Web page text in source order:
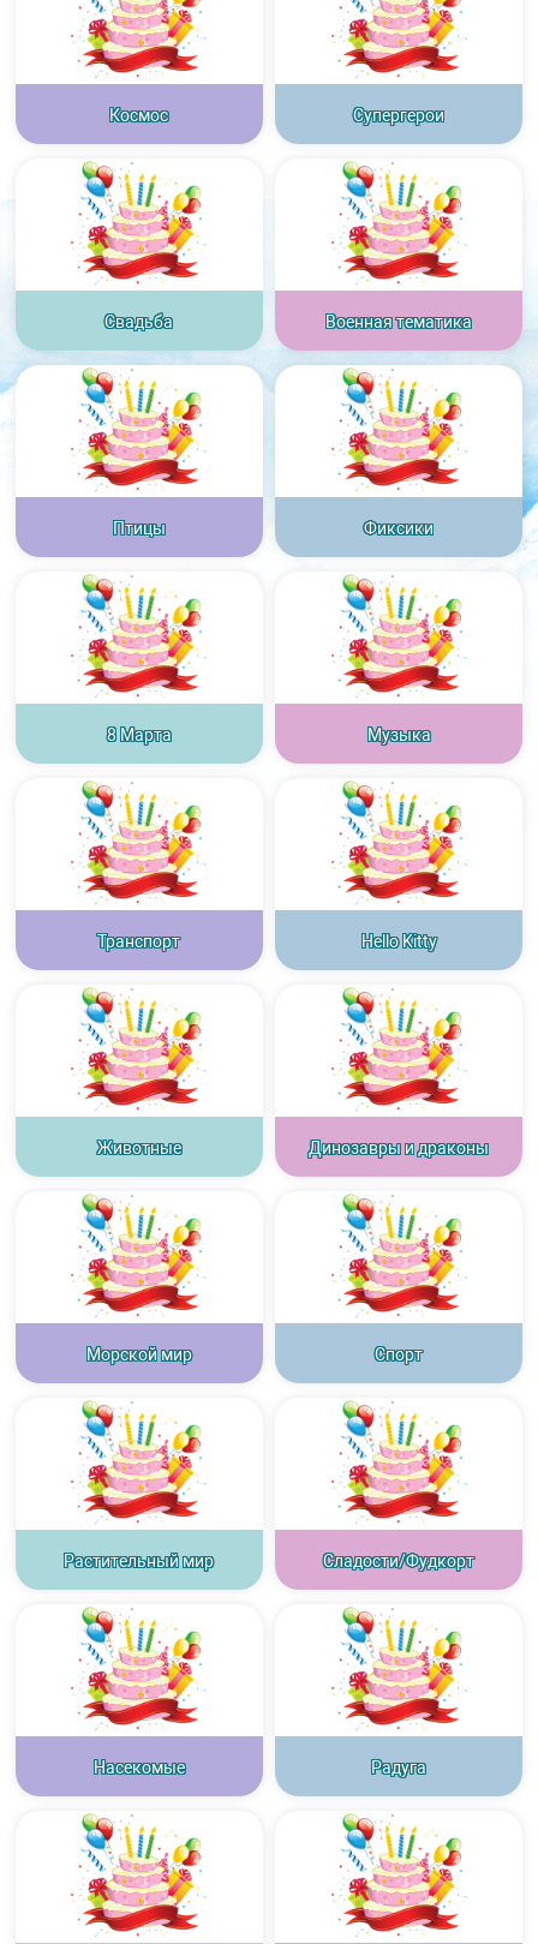
Космос Супергерои
Свадьба Военная тематика
Птицы Фиксики
8 Марта Музыка
Транспорт Hello Kitty
Животные Динозавры и драконы
Морской мир Спорт
Растительный мир Сладости/Фудкорт
Насекомые Радуга